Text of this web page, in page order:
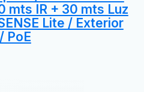
mts IR + 30 mts Luz
Lite / Exterior
PoE